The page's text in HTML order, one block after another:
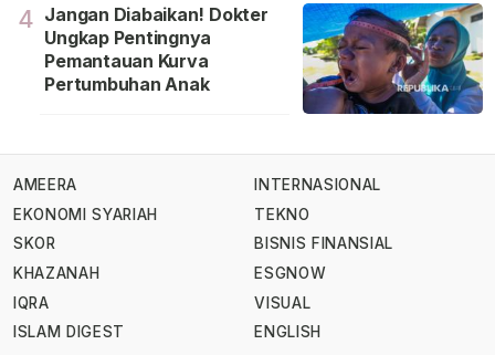
4 Jangan Diabaikan! Dokter
Ungkap Pentingnya
Pemantauan Kurva
Pertumbuhan Anak
AMEERA
EKONOMI SYARIAH
SKOR
KHAZANAH
IQRA
ISLAM DIGEST
INTERNASIONAL
TEKNO
BISNIS FINANSIAL
ESGNOW
VISUAL
ENGLISH